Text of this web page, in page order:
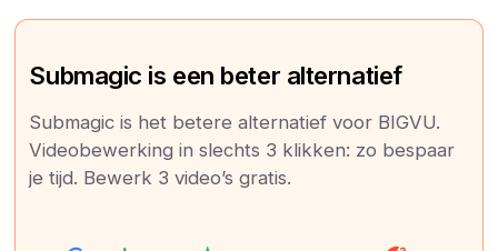
Submagic is een beter alternatief
Submagic is het betere alternatief voor BIGVU.
Videobewerking in slechts 3 klikken: zo bespaar
je tijd. Bewerk 3 video’s gratis.